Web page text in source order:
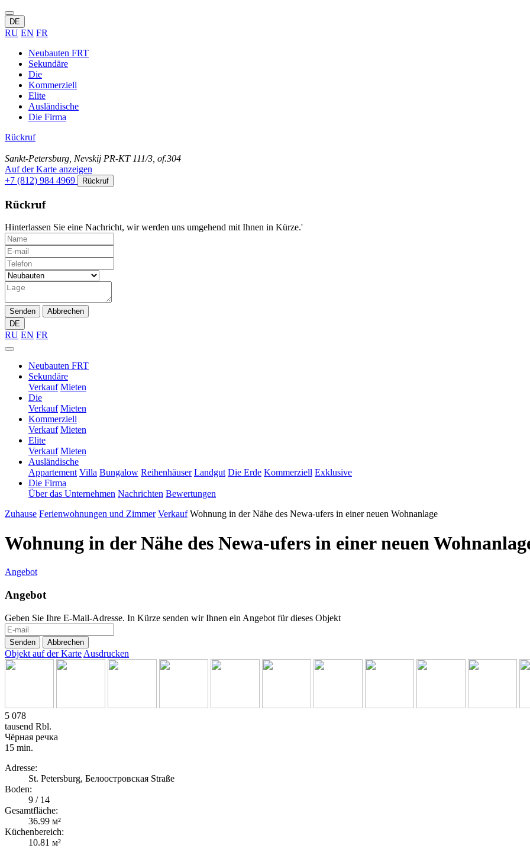
DE
RU EN FR
Neubauten FRT
Sekundäre
Die
Kommerziell
Elite
Ausländische
Die Firma
Rückruf
Sankt-Petersburg, Nevskij PR-KT 111/3, of.304
Auf der Karte anzeigen
+7 (812) 984 4969
Rückruf
Rückruf
Hinterlassen Sie eine Nachricht, wir werden uns umgehend mit Ihnen in Kürze.'
Senden
Abbrechen
DE
RU EN FR
Neubauten FRT
Sekundäre
Verkauf Mieten
Die
Verkauf Mieten
Kommerziell
Verkauf Mieten
Elite
Verkauf Mieten
Ausländische
Appartement Villa Bungalow Reihenhäuser Landgut Die Erde Kommerziell Exklusive
Die Firma
Über das Unternehmen Nachrichten Bewertungen
Zuhause Ferienwohnungen und Zimmer Verkauf Wohnung in der Nähe des Newa-ufers in einer neuen Wohnanlage
Wohnung in der Nähe des Newa-ufers in einer neuen
Angebot
Angebot
Geben Sie Ihre E-Mail-Adresse. In Kürze senden wir Ihnen ein Angebot für dieses Objekt
Senden Abbrechen
Objekt auf der Karte Ausdrucken
5 078
tausend Rbl.
Чёрная речка
15 min.
Adresse:
St. Petersburg, Белоостровская Straße
Boden:
9 / 14
Gesamtfläche:
36.99 м²
Küchenbereich:
10.81 м²